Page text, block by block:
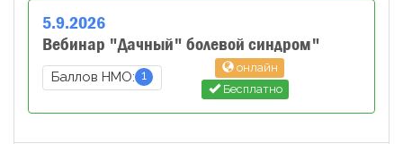
5.9.2026
Вебинар "Дачный" болевой синдром"
Баллов НМО: 1
онлайн
Бесплатно